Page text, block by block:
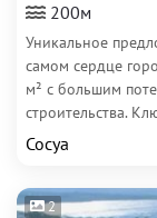
200м
Уникальное
самом сердце
м² с большим
строительства.
Сосуа
2